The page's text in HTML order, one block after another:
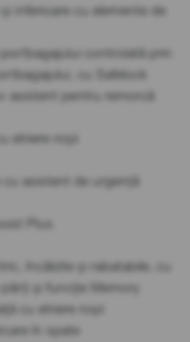
inferioare cu elemente de
controlată prin
cu Safelock
asistent pentru remorcă
etriere roșii
cu asistent de urgență
Plus
încălzite și rabatabile, cu
și funcție Memory
cu etriere roșii
în spate